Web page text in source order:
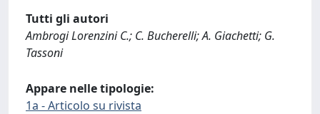
Tutti gli autori
Ambrogi Lorenzini C.; C. Bucherelli; A. Giachetti; G.
Tassoni
Appare nelle tipologie:
1a - Articolo su rivista